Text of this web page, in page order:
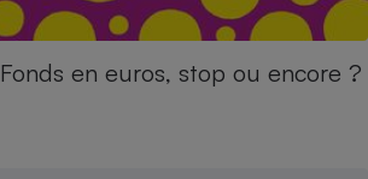
en euros, stop ou encore ?